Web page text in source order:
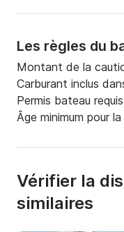
Les règles du
Montant de la
Carburant inclus
Permis bateau
Âge minimum pour
Vérifier la
similaires